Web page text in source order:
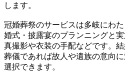
します。
冠婚葬祭のサービスは多岐にわ
婚式・披露宴のプランニングと
真撮影や衣装の手配などです。
葬儀であれば故人や遺族の意向
選択できます。